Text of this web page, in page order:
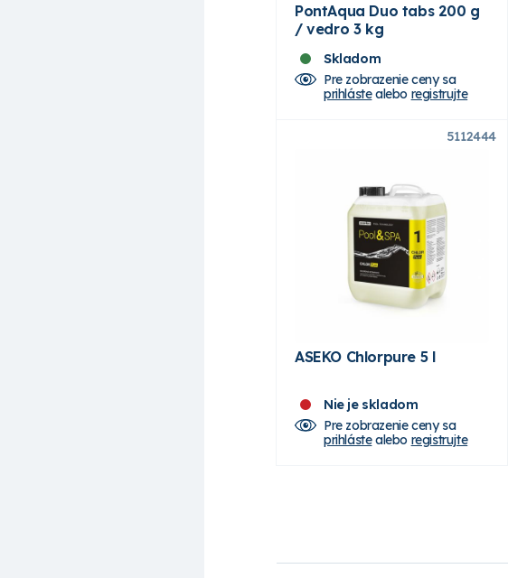
PontAqua Duo tabs 200 g
/ vedro 3 kg
Skladom
Pre zobrazenie ceny sa
prihlástealebo registrujte
5112444
ASEKO Chlorpure 5 l
Nie je skladom
Pre zobrazenie ceny sa
prihlástealebo registrujte